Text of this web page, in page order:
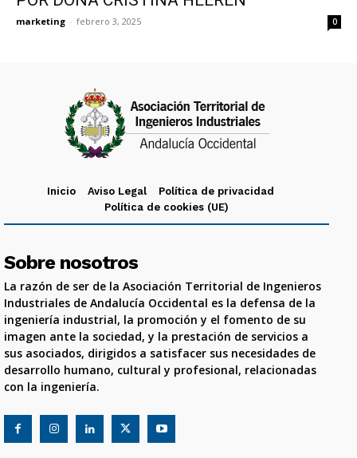
marketing - febrero 3, 2025 0
Inicio Aviso Legal
Política de privacidad
Política de cookies (UE)
Sobre nosotros
La razón de ser de la Asociación Territorial de Ingenieros
Industriales de Andalucía Occidental es la defensa de la
ingeniería industrial, la promoción y el fomento de su
imagen ante la sociedad, y la prestación de servicios a
sus asociados, dirigidos a satisfacer sus necesidades de
desarrollo humano, cultural y profesional, relacionadas
con la ingeniería.